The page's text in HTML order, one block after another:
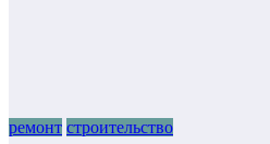
ремонт строительство